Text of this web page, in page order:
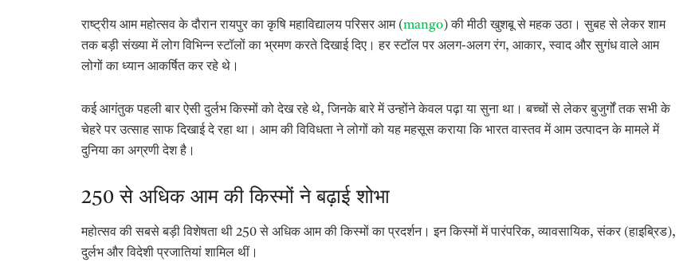
राष्ट्रीय आम महोत्सव के दौरान रायपुर का कृषि महाविद्यालय परिसर आम (mango) की मीठी खुशबू से महक उठा। सुबह से लेकर शाम
तक बड़ी संख्या में लोग विभिन्न स्टॉलों का भ्रमण करते दिखाई दिए। हर स्टॉल पर अलग-अलग रंग, आकार, स्वाद और सुगंध वाले आम
लोगों का ध्यान आकर्षित कर रहे थे।
कई आगंतुक पहली बार ऐसी दुर्लभ किस्मों को देख रहे थे, जिनके बारे में उन्होंने केवल पढ़ा या सुना था। बच्चों से लेकर बुजुर्गों तक सभी के
चेहरे पर उत्साह साफ दिखाई दे रहा था। आम की विविधता ने लोगों को यह महसूस कराया कि भारत वास्तव में आम उत्पादन के मामले में
दुनिया का अग्रणी देश है।
250 से अधिक आम की किस्मों ने बढ़ाई शोभा
महोत्सव की सबसे बड़ी विशेषता थी 250 से अधिक आम की किस्मों का प्रदर्शन। इन किस्मों में पारंपरिक, व्यावसायिक, संकर (हाइब्रिड),
दुर्लभ और विदेशी प्रजातियां शामिल थीं।